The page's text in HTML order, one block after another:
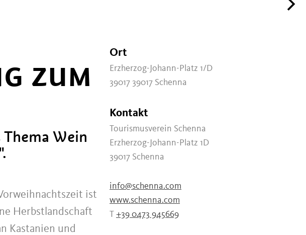
ZUM
Wein
ist
Herbstlandschaft
Kastanien und
Ort
Erzherzog-Johann-Platz 1/D
39017 39017 Schenna
Kontakt
Tourismusverein Schenna
Erzherzog-Johann-Platz 1D
39017 Schenna
info@schenna.com
www.schenna.com
T +39 0473 945669